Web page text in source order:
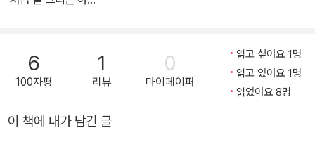
이트 사용법 - 전반적인 작화 공정 - 애니메이션 스타일 작화 방법 -
그리자유 스타일 작화 방법 - 유화 스타일 작화 방법 - GtC 스타일
작화 방법 - 코믹북 스타일 작화 방법 - 실사 배경 스타일 작화 방법
합니다. PC, 태블릿으로 전자책을 보는 독자는 스마트폰으로 QR 코
6
100자평
1
리뷰
0
마이페이퍼
읽고 싶어요 1명
읽고 있어요 1명
읽었어요 8명
이 책에 내가 남긴 글